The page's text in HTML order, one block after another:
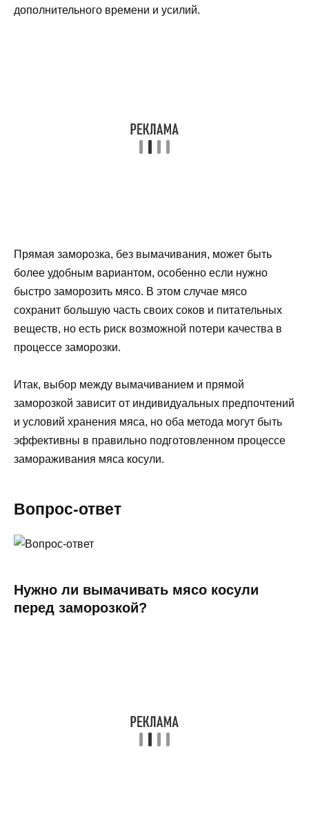
дополнительного времени и усилий.
Прямая заморозка, без вымачивания, может быть
более удобным вариантом, особенно если нужно
быстро заморозить мясо. В этом случае мясо
сохранит большую часть своих соков и питательных
веществ, но есть риск возможной потери качества в
процессе заморозки.
Итак, выбор между вымачиванием и прямой
заморозкой зависит от индивидуальных предпочтений
и условий хранения мяса, но оба метода могут быть
эффективны в правильно подготовленном процессе
замораживания мяса косули.
Вопрос-ответ
Нужно ли вымачивать мясо косули
перед заморозкой?